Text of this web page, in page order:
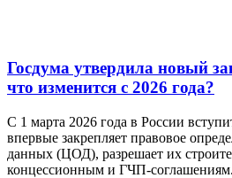
Госдума утвердила новый
что изменится с 2026 года?
С 1 марта 2026 года в России
впервые закрепляет правовое
данных (ЦОД), разрешает их
концессионным и ГЧП-соглашениям.